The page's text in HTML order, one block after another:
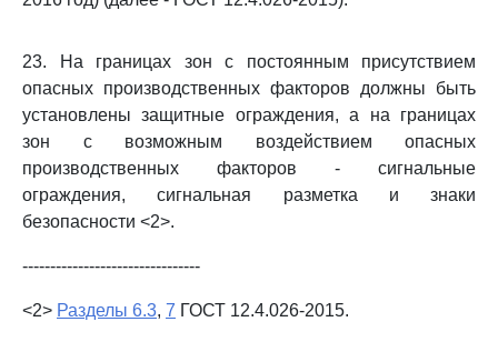
23. На границах зон с постоянным присутствием
опасных производственных факторов должны быть
установлены защитные ограждения, а на границах
зон с возможным воздействием опасных
производственных факторов - сигнальные
ограждения, сигнальная разметка и знаки
безопасности <2>.
--------------------------------
<2> Разделы 6.3, 7 ГОСТ 12.4.026-2015.